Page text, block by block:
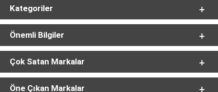
Kategoriler
Önemli Bilgiler
Çok Satan Markalar
Öne Çıkan Markalar